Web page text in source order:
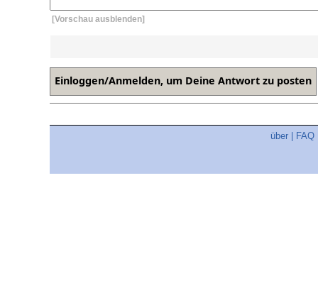
[Vorschau ausblenden]
über FAQ